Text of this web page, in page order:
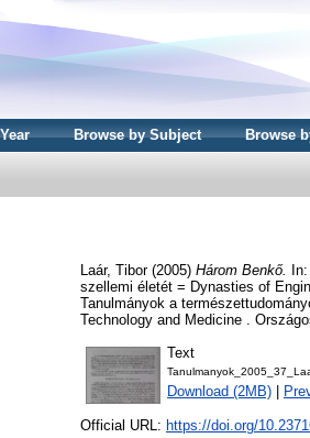
Browse by Subject Browse
Laár, Tibor(2005) Három Benkő.
szellemi életét = Dynasties of
Tanulmányok a
Technology and Medicine .
Text
Download (2MB)
Official URL: https://doi.org/